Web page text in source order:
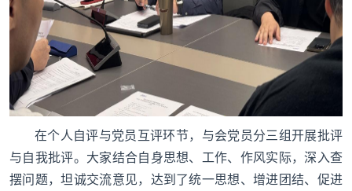
在个人自评与党员互评环节，与会党员分三组开展批评
与自我批评。大家结合自身思想、工作、作风实际，深入查
摆问题，坦诚交流意见，达到了统一思想、增进团结、促进